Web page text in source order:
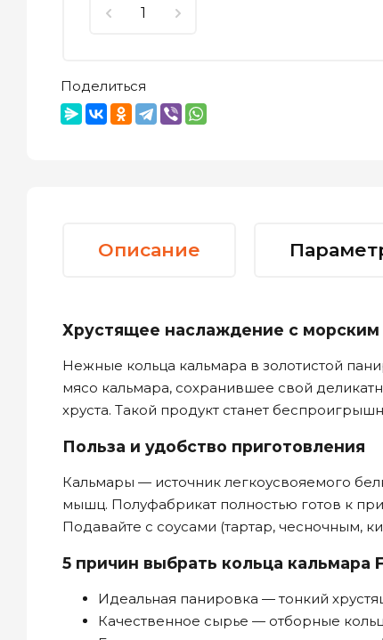
Поделиться
Описание
Хрустящее наслаждение с морским
Нежные кольца кальмара в золотистой
мясо кальмара, сохранившее свой
хруста. Такой продукт станет
Польза и удобство приготовления
Кальмары — источник легкоусвояемого
мышц. Полуфабрикат полностью готов к
Подавайте с соусами (тартар, чесночным,
5 причин выбрать кольца кальмара
Идеальная панировка — тонкий
Качественное сырье — отборные